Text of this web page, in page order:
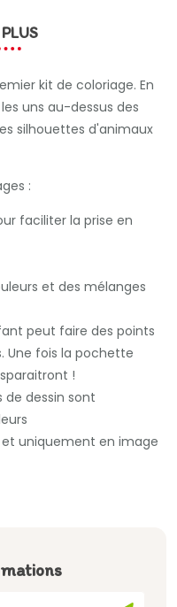
kit de coloriage. En
uns au-dessus des
silhouettes d'animaux
:
faciliter la prise en
et des mélanges
peut faire des points
Une fois la pochette
!
de dessin sont
uniquement en image